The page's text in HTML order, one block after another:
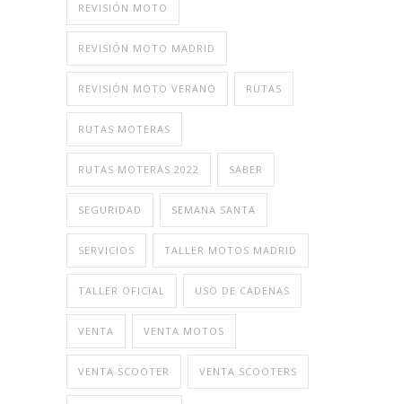
REVISIÓN MOTO
REVISIÓN MOTO MADRID
REVISIÓN MOTO VERANO RUTAS
RUTAS MOTERAS
RUTAS MOTERAS 2022 SABER
SEGURIDAD SEMANA SANTA
SERVICIOS TALLER MOTOS MADRID
TALLER OFICIAL USO DE CADENAS
VENTA VENTA MOTOS
VENTA SCOOTER VENTA SCOOTERS